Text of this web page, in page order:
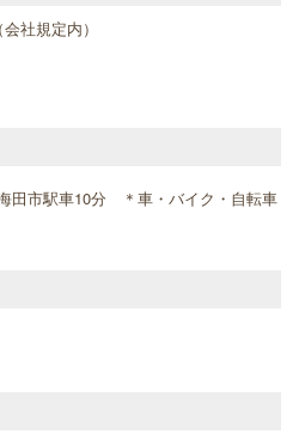
社規定内）
田市駅車10分 ＊車・バイク・自転車